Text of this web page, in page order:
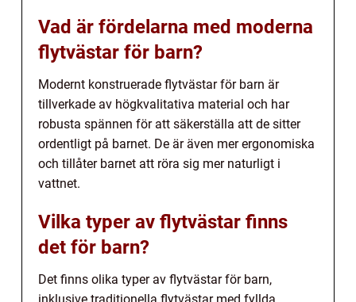
Vad är fördelarna med moderna
flytvästar för barn?
Modernt konstruerade flytvästar för barn är
tillverkade av högkvalitativa material och har
robusta spännen för att säkerställa att de sitter
ordentligt på barnet. De är även mer ergonomiska
och tillåter barnet att röra sig mer naturligt i
vattnet.
Vilka typer av flytvästar finns
det för barn?
Det finns olika typer av flytvästar för barn,